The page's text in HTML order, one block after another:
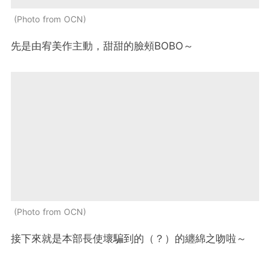
Photo from OCN
先是由宥美作主動，甜甜的臉頰BOBO～
Photo from OCN
接下來就是本部長使壞騙到的（？）的纏綿之吻啦～